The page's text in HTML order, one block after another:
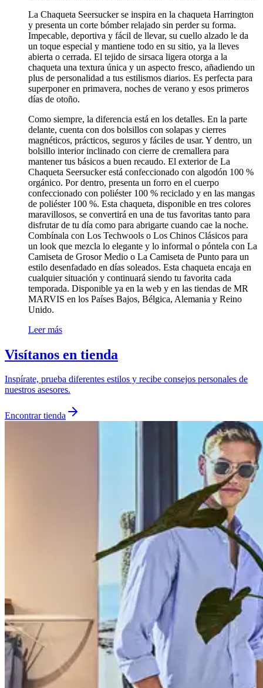
La Chaqueta Seersucker se inspira en la chaqueta Harrington
y presenta un corte bómber relajado sin perder su forma.
Impecable, deportiva y fácil de llevar, su cuello alzado le da
un toque especial y mantiene todo en su sitio, ya la lleves
abierta o cerrada. El tejido de sirsaca ligera otorga a la
chaqueta una textura única y un aspecto fresco, añadiendo un
plus de personalidad a tus estilismos diarios. Es perfecta para
superponer en primavera, noches de verano y esos primeros
días de otoño.
Como siempre, la diferencia está en los detalles. En la parte
delante, cuenta con dos bolsillos con solapas y cierres
magnéticos, prácticos, seguros y fáciles de usar. Y dentro, un
bolsillo interior inclinado con cierre de cremallera para
mantener tus básicos a buen recaudo. El exterior de La
Chaqueta Seersucker está confeccionado con algodón 100 %
orgánico. Por dentro, presenta un forro en el cuerpo
confeccionado con poliéster 100 % reciclado y en las mangas
de poliéster 100 %. Esta chaqueta, disponible en tres colores
maravillosos, se convertirá en una de tus favoritas tanto para
disfrutar de tu día como para abrigarte cuando cae la noche.
Combínala con Los Techwools o Los Chinos Clásicos para
un look que mezcla lo elegante y lo informal o póntela con La
Camiseta de Grosor Medio o La Camiseta de Punto para un
estilo desenfadado en días soleados. Esta chaqueta encaja en
cualquier situación y continuará siendo tu favorita cada
temporada. Disponible ya en la web y en las tiendas de MR
MARVIS en los Países Bajos, Bélgica, Alemania y Reino
Unido.
Leer más
Visítanos en tienda
Inspírate, prueba diferentes estilos y recibe consejos personales de
nuestros asesores.
Encontrar tienda